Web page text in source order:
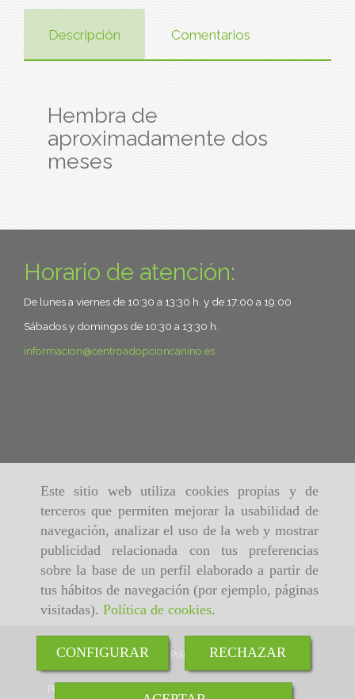
Este sitio web utiliza cookies propias y de
terceros que permiten mejorar la usabilidad de
navegación, analizar el uso de la web y mostrar
publicidad relacionada con tus preferencias
sobre la base de un perfil elaborado a partir de
tus hábitos de navegación (por ejemplo, páginas
visitadas). Política de cookies.
CONFIGURAR RECHAZAR
Descripción Comentarios
Hembra de
aproximadamente dos
meses
Horario de atención:
De lunes a viernes de 10:30 a 13:30 h. y de 17:00 a 19:00
Sábados y domingos de 10:30 a 13:30 h.
informacion
centroadopcioncanino.es
Inicio Aviso Legal Política de cookies
Política de Privacidad